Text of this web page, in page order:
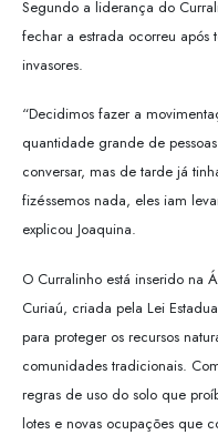
Segundo a liderança do
fechar a estrada ocorreu após
invasores.
“Decidimos fazer a
quantidade grande de
conversar, mas de tarde já
fizéssemos nada, eles iam
explicou Joaquina.
O Curralinho está inserido na
Curiaú, criada pela Lei
para proteger os recursos
comunidades tradicionais.
regras de uso do solo que
lotes e novas ocupações que